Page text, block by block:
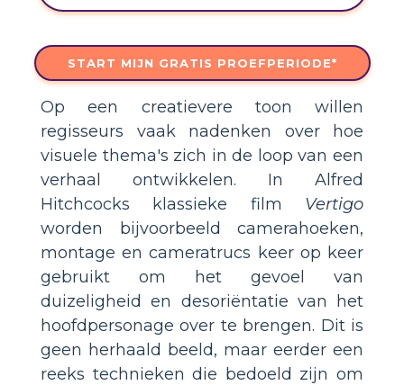
START MIJN GRATIS PROEFPERIODE*
Op een creatievere toon willen
regisseurs vaak nadenken over hoe
visuele thema's zich in de loop van een
verhaal ontwikkelen. In Alfred
Hitchcocks klassieke film Vertigo
worden bijvoorbeeld camerahoeken,
montage en cameratrucs keer op keer
gebruikt om het gevoel van
duizeligheid en desoriëntatie van het
hoofdpersonage over te brengen. Dit is
geen herhaald beeld, maar eerder een
reeks technieken die bedoeld zijn om